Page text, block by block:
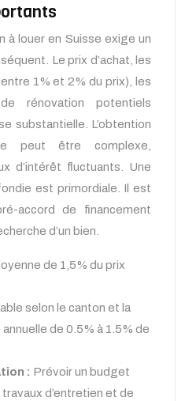
à louer en Suisse exige un
Le prix d’achat, les
1% et 2% du prix), les
rénovation potentiels
substantielle. L’obtention
peut être complexe,
d’intérêt fluctuants. Une
est primordiale. Il est
accord de financement
d’un bien.
de 1,5% du prix
selon le canton et la
de 0.5% à 1.5% de
: Prévoir un budget
d’entretien et de